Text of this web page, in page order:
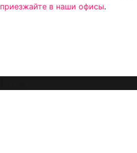
приезжайте в наши офисы.